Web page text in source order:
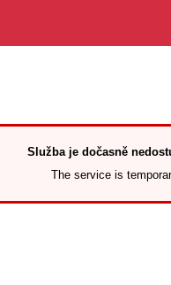
Služba je dočasně
The service is